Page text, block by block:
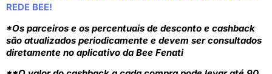
REDE BEE!
*Os parceiros e os percentuais de desconto e cashback
são atualizados periodicamente e devem ser consultados
diretamente no aplicativo da Bee Fenati